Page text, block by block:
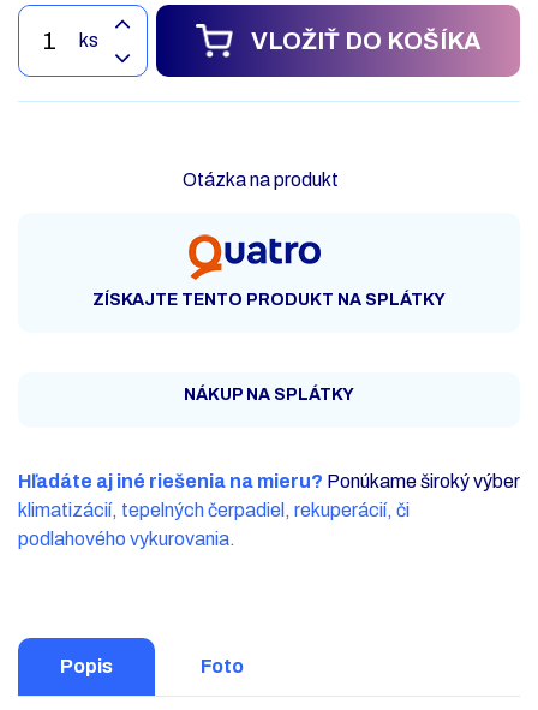
ks VLOŽIŤ DO KOŠÍKA
Otázka na produkt
ZÍSKAJTE TENTO PRODUKT NA SPLÁTKY
NÁKUP NA SPLÁTKY
Hľadáte aj iné riešenia na mieru? Ponúkame široký výber
klimatizácií, tepelných čerpadiel, rekuperácií, či
podlahového vykurovania.
Popis Foto